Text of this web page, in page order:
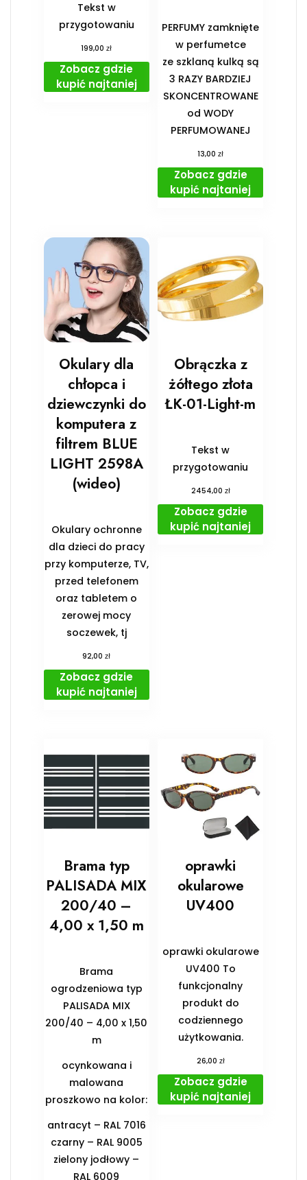
Tekst w
przygotowaniu
199,00zł
Zobacz gdzie
kupić najtaniej
PERFUMY zamknięte
w perfumetce
ze szklaną kulką są
3 RAZY BARDZIEJ
SKONCENTROWANE
od WODY
PERFUMOWANEJ
13,00zł
Zobacz gdzie
kupić najtaniej
Okulary dla
chłopca i
dziewczynki do
komputera z
filtrem BLUE
LIGHT 2598A
(wideo)
Okulary ochronne
dla dzieci do pracy
przy komputerze, TV,
przed telefonem
oraz tabletem o
zerowej mocy
soczewek, tj
92,00zł
Zobacz gdzie
kupić najtaniej
Obrączka z
żółtego złota
ŁK-01-Light-m
Tekst w
przygotowaniu
2454,00 zł
Zobacz gdzie
kupić najtaniej
Brama typ
PALISADA MIX
200/40 –
4,00 x 1,50 m
Brama
ogrodzeniowa typ
PALISADA MIX
200/40 – 4,00 x 1,50
m
ocynkowana i
malowana
proszkowo na kolor:
antracyt – RAL 7016
czarny – RAL 9005
zielony jodłowy –
RAL 6009
oprawki
okularowe
UV400
oprawki okularowe
UV400 To
funkcjonalny
produkt do
codziennego
użytkowania.
26,00 zł
Zobacz gdzie
kupić najtaniej